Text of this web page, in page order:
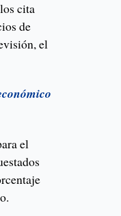
cita
de
el
el